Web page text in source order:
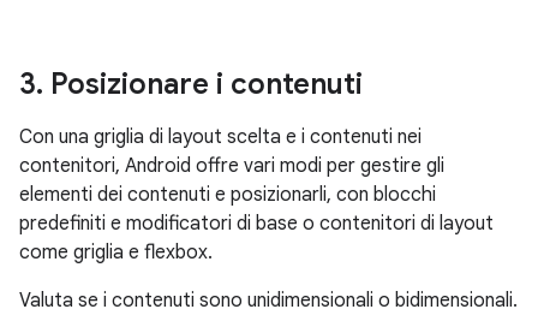
3. Posizionare i contenuti
Con una griglia di layout scelta e i contenuti nei
contenitori, Android offre vari modi per gestire gli
elementi dei contenuti e posizionarli, con blocchi
predefiniti e modificatori di base o contenitori di layout
come griglia e flexbox.
Valuta se i contenuti sono unidimensionali o bidimensionali.